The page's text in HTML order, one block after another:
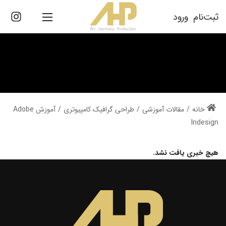
ثبت‌نام ورود
/ مقالات آموزشی / طراحی گرافیک کامپیوتری /
آموزش Adobe
Indesign
هیچ خبری یافت نشد.